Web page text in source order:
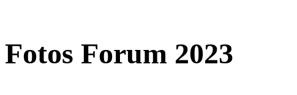
Fotos Forum 2023